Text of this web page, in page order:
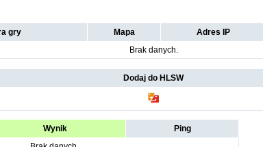
gry Mapa Adres IP
Brak danych.
Dodaj do HLSW
Wynik
Ping